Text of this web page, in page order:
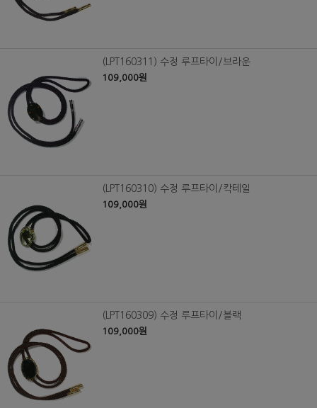
(LPT160311) 수정 루프타이/브라운
109,000원
(LPT160310) 수정 루프타이/칵테일
109,000원
(LPT160309) 수정 루프타이/블랙
109,000원